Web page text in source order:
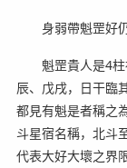
身弱帶魁罡好仍
魁罡貴人是4柱
辰、戊戌，日干臨
都見有魁是者稱之
斗星宿名稱，北斗
代表大好大壞之界